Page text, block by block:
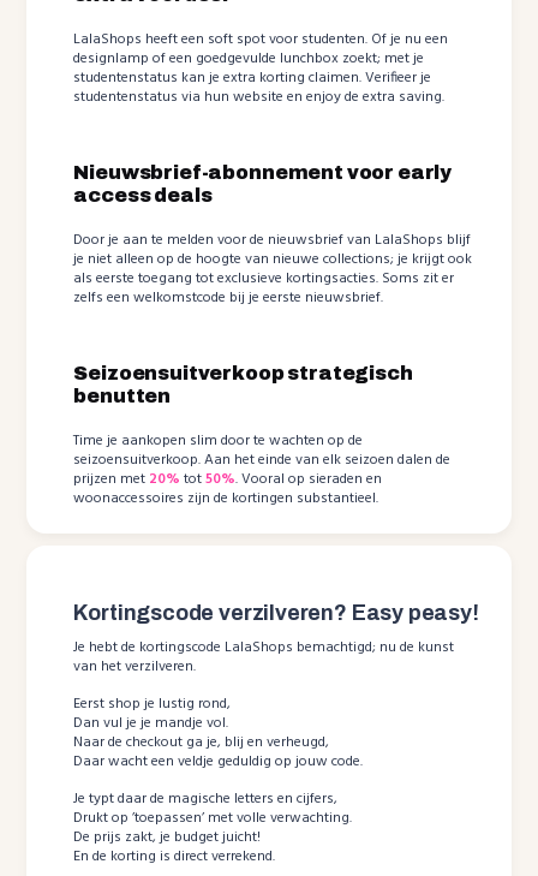
LalaShops heeft een soft spot voor studenten. Of je nu een
designlamp of een goedgevulde lunchbox zoekt; met je
studentenstatus kan je extra korting claimen. Verifieer je
studentenstatus via hun website en enjoy de extra saving.
Nieuwsbrief-abonnement voor early
access deals
Door je aan te melden voor de nieuwsbrief van LalaShops blijf
je niet alleen op de hoogte van nieuwe collections; je krijgt ook
als eerste toegang tot exclusieve kortingsacties. Soms zit er
zelfs een welkomstcode bij je eerste nieuwsbrief.
Seizoensuitverkoop strategisch
benutten
Time je aankopen slim door te wachten op de
seizoensuitverkoop. Aan het einde van elk seizoen dalen de
prijzen met 20% tot50%. Vooral op sieraden en
woonaccessoires zijn de kortingen substantieel.
Kortingscode verzilveren? Easy peasy!
Je hebt de kortingscode LalaShops bemachtigd; nu de kunst
van het verzilveren.
Eerst shop je lustig rond,
Dan vul je je mandje vol.
Naar de checkout ga je, blij en verheugd,
Daar wacht een veldje geduldig op jouw code.
Je typt daar de magische letters en cijfers,
Drukt op ’toepassen’ met volle verwachting.
De prijs zakt, je budget juicht!
En de korting is direct verrekend.